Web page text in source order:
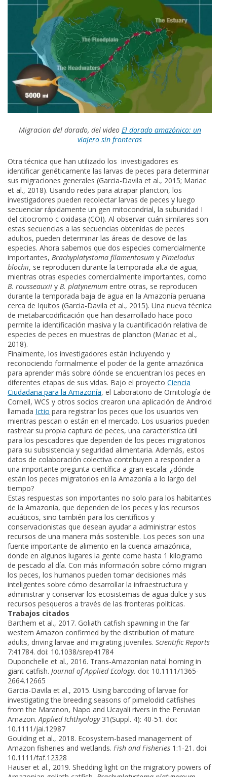
Migracion del dorado, del video El dorado amazónico: un
viajero sin fronteras
Otra técnica que han utilizado los investigadores es
identificar genéticamente las larvas de peces para determinar
sus migraciones generales (Garcia-Davila et al., 2015; Mariac
et al., 2018). Usando redes para atrapar plancton, los
investigadores pueden recolectar larvas de peces y luego
secuenciar rápidamente un gen mitocondrial, la subunidad I
del citocromo c oxidasa (COI). Al observar cuán similares son
estas secuencias a las secuencias obtenidas de peces
adultos, pueden determinar las áreas de desove de las
especies. Ahora sabemos que dos especies comercialmente
importantes, Brachyplatystoma filamentosum y Pimelodus
blochii, se reproducen durante la temporada alta de agua,
mientras otras especies comercialmente importantes, como
B. rousseauxii y B. platynemum entre otras, se reproducen
durante la temporada baja de agua en la Amazonía peruana
cerca de Iquitos (Garcia-Davila et al., 2015). Una nueva técnica
de metabarcodificación que han desarrollado hace poco
permite la identificación masiva y la cuantificación relativa de
especies de peces en muestras de plancton (Mariac et al.,
2018).
Finalmente, los investigadores están incluyendo y
reconociendo formalmente el poder de la gente amazónica
para aprender más sobre dónde se encuentran los peces en
diferentes etapas de sus vidas. Bajo el proyecto Ciencia
Ciudadana para la Amazonía, el Laboratorio de Ornitología de
Cornell, WCS y otros socios crearon una aplicación de Android
llamada Ictio para registrar los peces que los usuarios ven
mientras pescan o están en el mercado. Los usuarios pueden
rastrear su propia captura de peces, una característica útil
para los pescadores que dependen de los peces migratorios
para su subsistencia y seguridad alimentaria. Además, estos
datos de colaboración colectiva contribuyen a responder a
una importante pregunta científica a gran escala: ¿dónde
están los peces migratorios en la Amazonía a lo largo del
tiempo?
Estas respuestas son importantes no solo para los habitantes
de la Amazonía, que dependen de los peces y los recursos
acuáticos, sino también para los científicos y
conservacionistas que desean ayudar a administrar estos
recursos de una manera más sostenible. Los peces son una
fuente importante de alimento en la cuenca amazónica,
donde en algunos lugares la gente come hasta 1 kilogramo
de pescado al día. Con más información sobre cómo migran
los peces, los humanos pueden tomar decisiones más
inteligentes sobre cómo desarrollar la infraestructura y
administrar y conservar los ecosistemas de agua dulce y sus
recursos pesqueros a través de las fronteras políticas.
Trabajos citados
Barthem et al., 2017. Goliath catfish spawning in the far
western Amazon confirmed by the distribution of mature
adults, driving larvae and migrating juveniles. Scientific Reports
7:41784. doi: 10.1038/srep41784
Duponchelle et al., 2016. Trans-Amazonian natal homing in
giant catfish. Journal of Applied Ecology. doi: 10.1111/1365-
2664.12665
Garcia-Davila et al., 2015. Using barcoding of larvae for
investigating the breeding seasons of pimelodid catfishes
from the Maranon, Napo and Ucayali rivers in the Peruvian
Amazon. Applied Ichthyology 31(Suppl. 4): 40-51. doi:
10.1111/jai.12987
Goulding et al., 2018. Ecosystem-based management of
Amazon fisheries and wetlands. Fish and Fisheries 1:1-21. doi:
10.1111/faf.12328
Hauser et al., 2019. Shedding light on the migratory powers of